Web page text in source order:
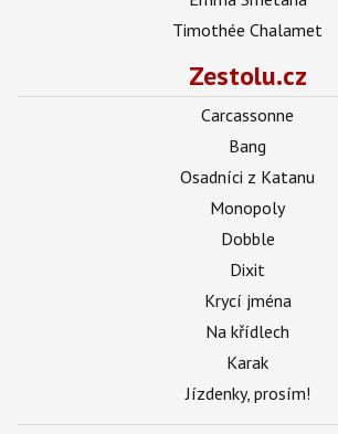
Timothée Chalamet
Zestolu.cz
Carcassonne
Bang
Osadníci z Katanu
Monopoly
Dobble
Dixit
Krycí jména
Na křídlech
Karak
Jízdenky, prosím!